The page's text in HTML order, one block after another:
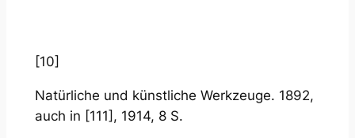
[10]
Natürliche und künstliche Werkzeuge. 1892,
auch in [111], 1914, 8 S.